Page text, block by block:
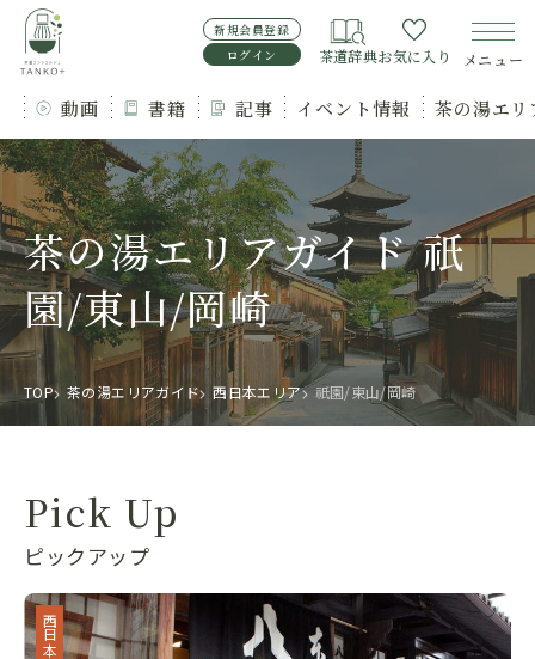
新規会員登録
ログイン
茶道辞典お気に入り メニュー
動画 書籍 記事 イベント情報 茶の湯エ
茶の湯エリアガイド 祇
園/東山/岡崎
TOP 茶の湯エリアガイド 西日本エリア 祇園/東山/岡崎
Pick Up
ピックアップ
西日本